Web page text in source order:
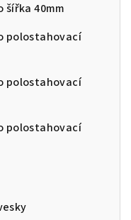
šířka 40mm
polostahovací
polostahovací
polostahovací